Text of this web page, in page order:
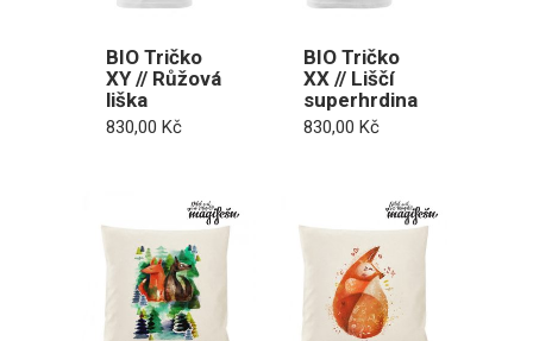
BIO Tričko
XY // Růžová
liška
830,00 Kč
BIO Tričko
XX // Liščí
superhrdina
830,00Kč